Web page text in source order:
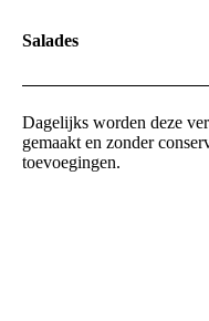
Salades
Dagelijks worden deze
gemaakt en zonder
toevoegingen.